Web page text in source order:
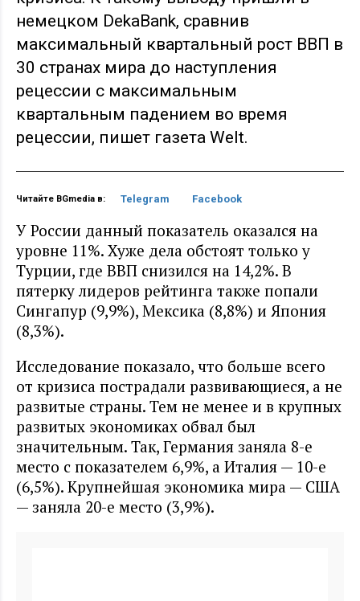
немецком DekaBank, сравнив
максимальный квартальный рост ВВП в
30 странах мира до наступления
рецессии с максимальным
квартальным падением во время
рецессии, пишет газета Welt.
Читайте BGmedia в: Telegram Facebook
У России данный показатель оказался на
уровне 11%. Хуже дела обстоят только у
Турции, где ВВП снизился на 14,2%. В
пятерку лидеров рейтинга также попали
Сингапур (9,9%), Мексика (8,8%) и Япония
(8,3%).
Исследование показало, что больше всего
от кризиса пострадали развивающиеся, а не
развитые страны. Тем не менее и в крупных
развитых экономиках обвал был
значительным. Так, Германия заняла 8-е
место с показателем 6,9%, а Италия — 10-е
(6,5%). Крупнейшая экономика мира — США
— заняла 20-е место (3,9%).